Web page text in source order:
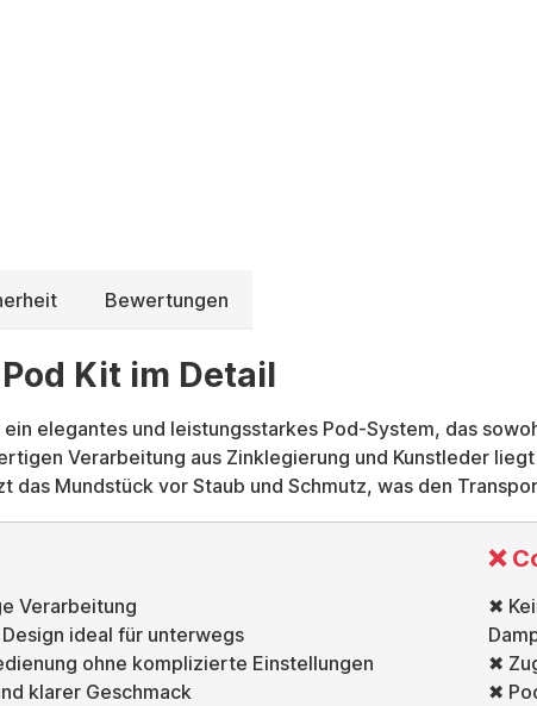
Bewertungen
Kit im Detail
elegantes und leistungsstarkes Pod-System, das
Verarbeitung aus Zinklegierung und Kunstleder
das Mundstück vor Staub und Schmutz, was den
Verarbeitung
ideal für unterwegs
ohne komplizierte Einstellungen
klarer Geschmack
❌
✖
✖
✖